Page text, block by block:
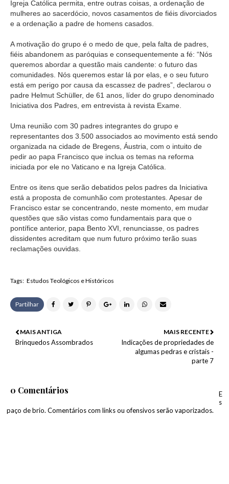
Igreja Católica permita, entre outras coisas, a ordenação de
mulheres ao sacerdócio, novos casamentos de fiéis divorciados
e a ordenação a padre de homens casados.
A motivação do grupo é o medo de que, pela falta de padres,
fiéis abandonem as paróquias e consequentemente a fé: “Nós
queremos abordar a questão mais candente: o futuro das
comunidades. Nós queremos estar lá por elas, e o seu futuro
está em perigo por causa da escassez de padres”, declarou o
padre Helmut Schüller, de 61 anos, líder do grupo denominado
Iniciativa dos Padres, em entrevista à revista Exame.
Uma reunião com 30 padres integrantes do grupo e
representantes dos 3.500 associados ao movimento está sendo
organizada na cidade de Bregens, Áustria, com o intuito de
pedir ao papa Francisco que inclua os temas na reforma
iniciada por ele no Vaticano e na Igreja Católica.
Entre os itens que serão debatidos pelos padres da Iniciativa
está a proposta de comunhão com protestantes. Apesar de
Francisco estar se concentrando, neste momento, em mudar
questões que são vistas como fundamentais para que o
pontífice anterior, papa Bento XVI, renunciasse, os padres
dissidentes acreditam que num futuro próximo terão suas
reclamações ouvidas.
Tags: Estudos Teológicos e Históricos
Partilhar
MAIS RECENTE
Indicações de propriedades de
algumas pedras e cristais -
parte 7
MAIS ANTIGA
Brinquedos Assombrados
0 Comentários
E
s
paço de brio. Comentários com links ou ofensivos serão vaporizados.